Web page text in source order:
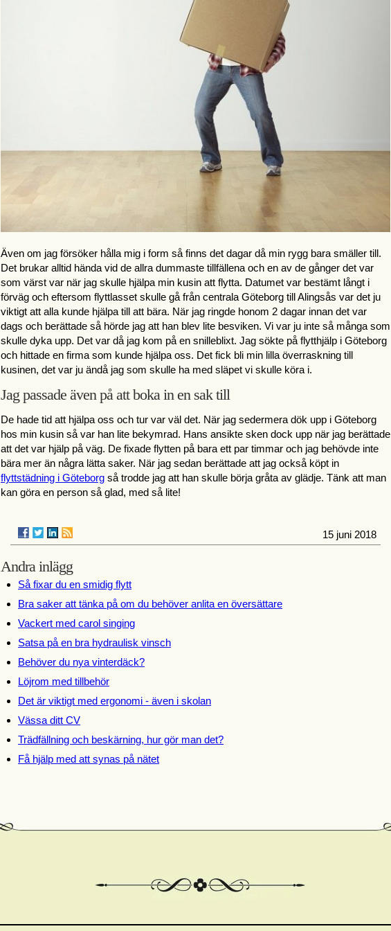
Även om jag försöker hålla mig i form så finns det dagar då min rygg bara smäller till.
Det brukar alltid hända vid de allra dummaste tillfällena och en av de gånger det var
som värst var när jag skulle hjälpa min kusin att flytta. Datumet var bestämt långt i
förväg och eftersom flyttlasset skulle gå från centrala Göteborg till Alingsås var det ju
viktigt att alla kunde hjälpa till att bära. När jag ringde honom 2 dagar innan det var
dags och berättade så hörde jag att han blev lite besviken. Vi var ju inte så många som
skulle dyka upp. Det var då jag kom på en snilleblixt. Jag sökte på flytthjälp i Göteborg
och hittade en firma som kunde hjälpa oss. Det fick bli min lilla överraskning till
kusinen, det var ju ändå jag som skulle ha med släpet vi skulle köra i.
Jag passade även på att boka in en sak till
De hade tid att hjälpa oss och tur var väl det. När jag sedermera dök upp i Göteborg
hos min kusin så var han lite bekymrad. Hans ansikte sken dock upp när jag berättade
att det var hjälp på väg. De fixade flytten på bara ett par timmar och jag behövde inte
bära mer än några lätta saker. När jag sedan berättade att jag också köpt in
flyttstädning i Göteborg så trodde jag att han skulle börja gråta av glädje. Tänk att man
kan göra en person så glad, med så lite!
15 juni 2018
Andra inlägg
Så fixar du en smidig flytt
Bra saker att tänka på om du behöver anlita en översättare
Vackert med carol singing
Satsa på en bra hydraulisk vinsch
Behöver du nya vinterdäck?
Löjrom med tillbehör
Det är viktigt med ergonomi - även i skolan
Vässa ditt CV
Trädfällning och beskärning, hur gör man det?
Få hjälp med att synas på nätet